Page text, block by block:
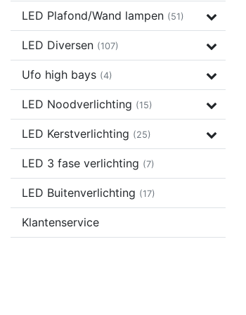
LED Plafond/Wand lampen (51)
LED Diversen (107)
Ufo high bays (4)
LED Noodverlichting (15)
LED Kerstverlichting (25)
LED 3 fase verlichting (7)
LED Buitenverlichting (17)
Klantenservice